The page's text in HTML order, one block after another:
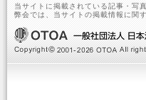
当サイトに掲載されている記事・写
弊会では、当サイトの掲載情報に関